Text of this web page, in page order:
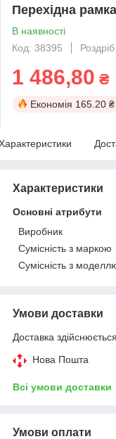
Перехідна
В наявності
Код: 38395
Роздріб
1 486,80 ₴
Економія 165.20 ₴
Характеристики
Основні атрибути
Виробник
Сумісність з маркою
Сумісність з
Умови доставки
Доставка
Нова Пошта
Всі умови доставки
Умови оплати